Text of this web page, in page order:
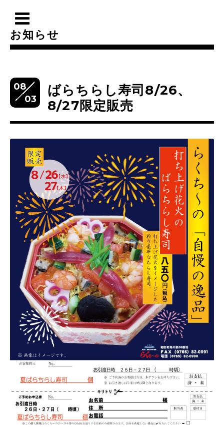
お知らせ
08
03
ばらちらし寿司8/26、
8/27限定販売